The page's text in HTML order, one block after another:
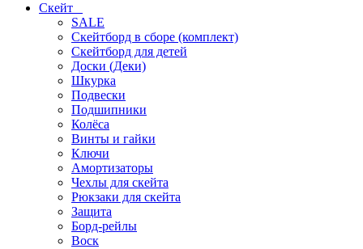
Скейт
SALE
Скейтборд в сборе (комплект)
Скейтборд для детей
Доски (Деки)
Шкурка
Подвески
Подшипники
Колёса
Винты и гайки
Ключи
Амортизаторы
Чехлы для скейта
Рюкзаки для скейта
Защита
Борд-рейлы
Воск